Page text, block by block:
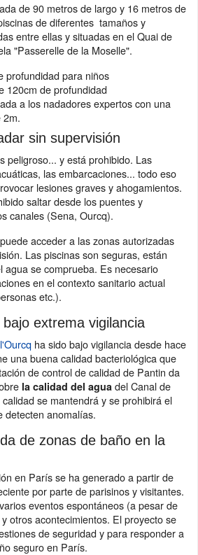
de 90 metros de largo y 16 metros de
de diferentes tamaños y
entre ellas y situadas en el Quai de
"Passerelle de la Moselle".
profundidad para niños
120cm de profundidad
a los nadadores expertos con una
2m.
sin supervisión
peligroso... y está prohibido. Las
las embarcaciones... todo eso
lesiones graves y ahogamientos.
saltar desde los puentes y
canales (Sena, Ourcq).
acceder a las zonas autorizadas
Las piscinas son seguras, están
agua se comprueba. Es necesario
en el contexto sanitario actual
etc.).
extrema vigilancia
ha sido bajo vigilancia desde hace
una buena calidad bacteriológica que
de control de calidad de Pantin da
la calidad del agua del Canal de
se mantendrá y se prohibirá el
detecten anomalías.
de zonas de baño en la
en París se ha generado a partir de
por parte de parisinos y visitantes.
eventos espontáneos (a pesar de
otros acontecimientos. El proyecto se
de seguridad y para responder a
seguro en París.